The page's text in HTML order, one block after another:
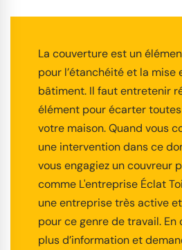
La couverture est un
pour l’étanchéité et la mise
bâtiment. Il faut entretenir
élément pour écarter
votre maison. Quand vous
une intervention dans ce
vous engagiez un couvreur
comme L'entreprise Éclat
une entreprise très active
pour ce genre de travail. En
plus d’information et